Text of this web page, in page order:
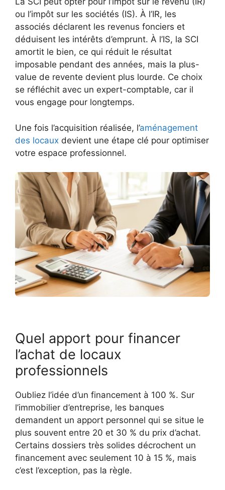
ou l’impôt sur les sociétés (IS). À l’IR, les
associés déclarent les revenus fonciers et
déduisent les intérêts d’emprunt. À l’IS, la SCI
amortit le bien, ce qui réduit le résultat
imposable pendant des années, mais la plus-
value de revente devient plus lourde. Ce choix
se réfléchit avec un expert-comptable, car il
vous engage pour longtemps.
Une fois l’acquisition réalisée, l’aménagement
des locaux devient une étape clé pour optimiser
votre espace professionnel.
Quel apport pour financer
l’achat de locaux
professionnels
Oubliez l’idée d’un financement à 100 %. Sur
l’immobilier d’entreprise, les banques
demandent un apport personnel qui se situe le
plus souvent entre 20 et 30 % du prix d’achat.
Certains dossiers très solides décrochent un
financement avec seulement 10 à 15 %, mais
c’est l’exception, pas la règle.